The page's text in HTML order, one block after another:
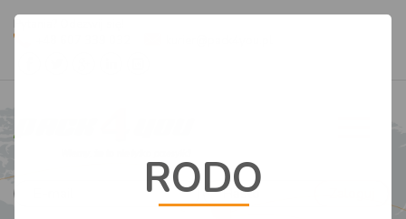
Usługi dodatkowe
NADAJ PRZESYŁKĘ
RODO